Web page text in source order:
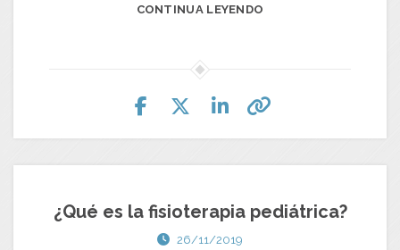
CONTINUA LEYENDO
¿Qué es la fisioterapia pediátrica?
26/11/2019